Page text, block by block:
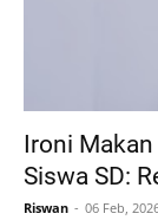
Ironi
Siswa SD:
Riswan 06 Feb,